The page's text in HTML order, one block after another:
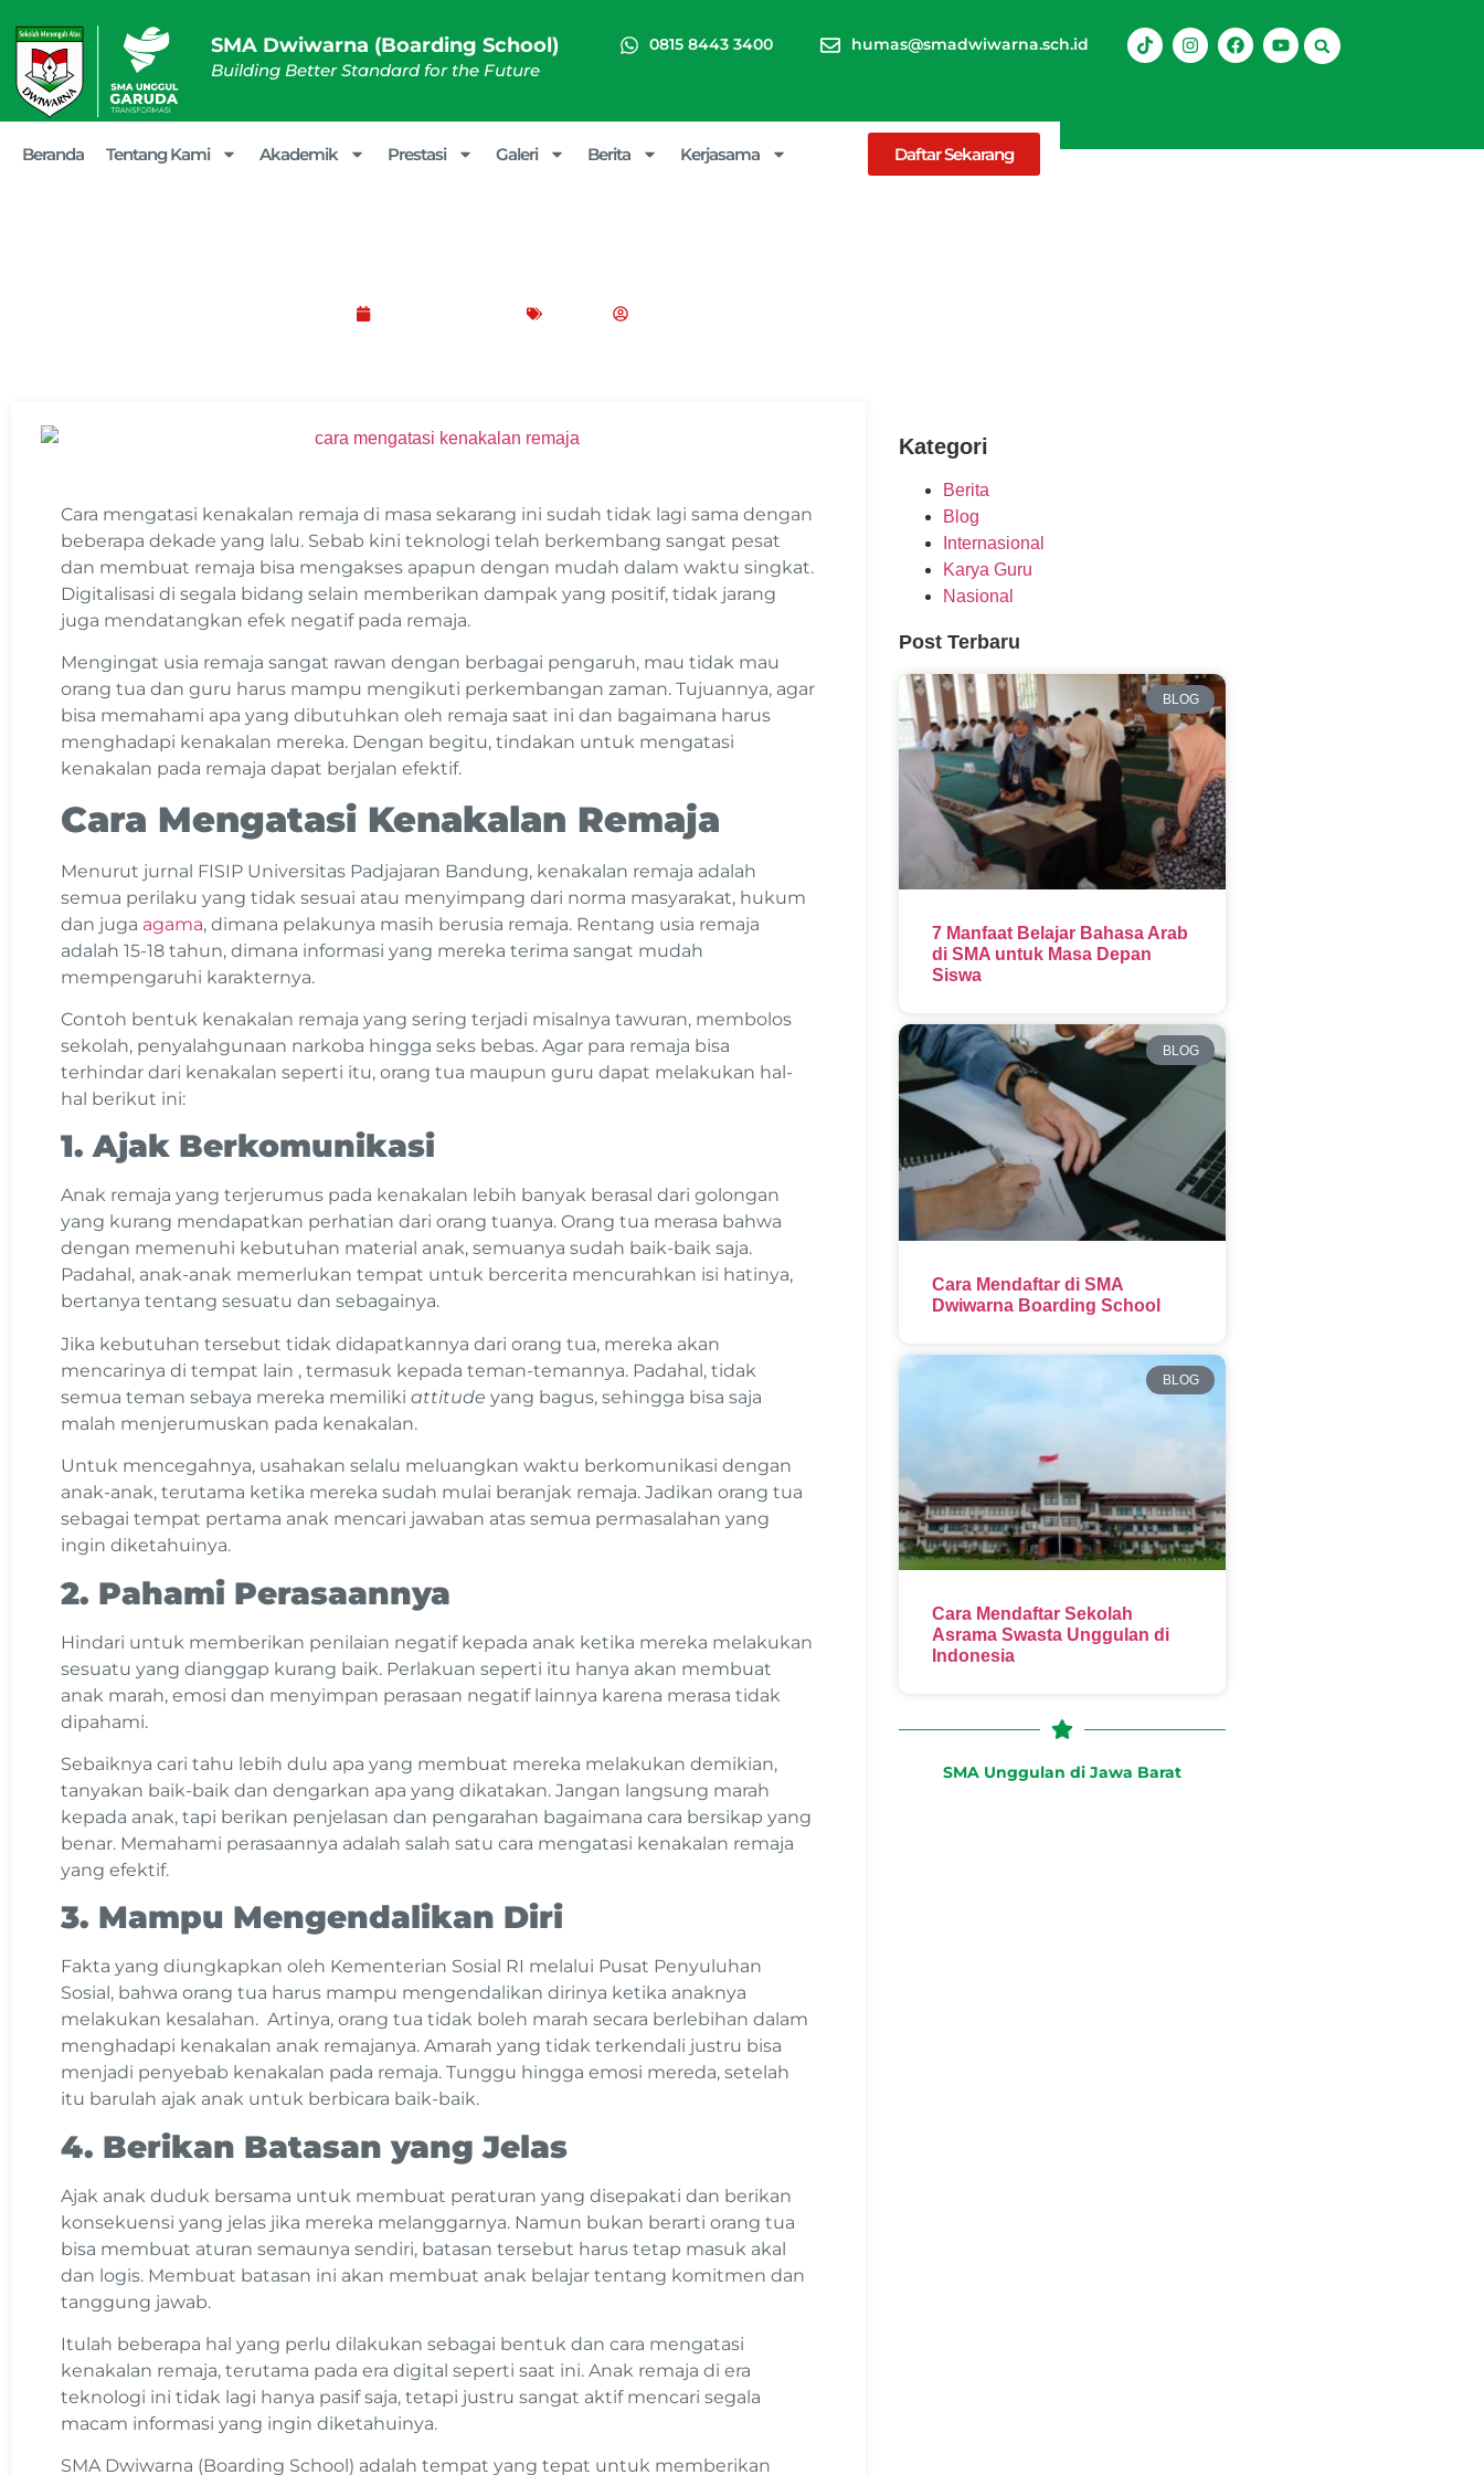
SMA Dwiwarna (Boarding School)
Building Better Standard for the Future
0815 8443 3400 humas@smadwiwarna.sch.id
Beranda Tentang Kami Akademik Prestasi Galeri Berita Kerjasama Daftar Sekarang
Cara mengatasi kenakalan remaja di masa sekarang ini sudah tidak lagi sama dengan
beberapa dekade yang lalu. Sebab kini teknologi telah berkembang sangat pesat
dan membuat remaja bisa mengakses apapun dengan mudah dalam waktu singkat.
Digitalisasi di segala bidang selain memberikan dampak yang positif, tidak jarang
juga mendatangkan efek negatif pada remaja.
Mengingat usia remaja sangat rawan dengan berbagai pengaruh, mau tidak mau
orang tua dan guru harus mampu mengikuti perkembangan zaman. Tujuannya, agar
bisa memahami apa yang dibutuhkan oleh remaja saat ini dan bagaimana harus
menghadapi kenakalan mereka. Dengan begitu, tindakan untuk mengatasi
kenakalan pada remaja dapat berjalan efektif.
Cara Mengatasi Kenakalan Remaja
Menurut jurnal FISIP Universitas Padjajaran Bandung, kenakalan remaja adalah
semua perilaku yang tidak sesuai atau menyimpang dari norma masyarakat, hukum
dan juga agama, dimana pelakunya masih berusia remaja. Rentang usia remaja
adalah 15-18 tahun, dimana informasi yang mereka terima sangat mudah
mempengaruhi karakternya.
Contoh bentuk kenakalan remaja yang sering terjadi misalnya tawuran, membolos
sekolah, penyalahgunaan narkoba hingga seks bebas. Agar para remaja bisa
terhindar dari kenakalan seperti itu, orang tua maupun guru dapat melakukan hal-
hal berikut ini:
1. Ajak Berkomunikasi
Anak remaja yang terjerumus pada kenakalan lebih banyak berasal dari golongan
yang kurang mendapatkan perhatian dari orang tuanya. Orang tua merasa bahwa
dengan memenuhi kebutuhan material anak, semuanya sudah baik-baik saja.
Padahal, anak-anak memerlukan tempat untuk bercerita mencurahkan isi hatinya,
bertanya tentang sesuatu dan sebagainya.
Jika kebutuhan tersebut tidak didapatkannya dari orang tua, mereka akan
mencarinya di tempat lain , termasuk kepada teman-temannya. Padahal, tidak
semua teman sebaya mereka memiliki attitude yang bagus, sehingga bisa saja
malah menjerumuskan pada kenakalan.
Untuk mencegahnya, usahakan selalu meluangkan waktu berkomunikasi dengan
anak-anak, terutama ketika mereka sudah mulai beranjak remaja. Jadikan orang tua
sebagai tempat pertama anak mencari jawaban atas semua permasalahan yang
ingin diketahuinya.
2. Pahami Perasaannya
Hindari untuk memberikan penilaian negatif kepada anak ketika mereka melakukan
sesuatu yang dianggap kurang baik. Perlakuan seperti itu hanya akan membuat
anak marah, emosi dan menyimpan perasaan negatif lainnya karena merasa tidak
dipahami.
Sebaiknya cari tahu lebih dulu apa yang membuat mereka melakukan demikian,
tanyakan baik-baik dan dengarkan apa yang dikatakan. Jangan langsung marah
kepada anak, tapi berikan penjelasan dan pengarahan bagaimana cara bersikap yang
benar. Memahami perasaannya adalah salah satu cara mengatasi kenakalan remaja
yang efektif.
3. Mampu Mengendalikan Diri
Fakta yang diungkapkan oleh Kementerian Sosial RI melalui Pusat Penyuluhan
Sosial, bahwa orang tua harus mampu mengendalikan dirinya ketika anaknya
melakukan kesalahan. Artinya, orang tua tidak boleh marah secara berlebihan dalam
menghadapi kenakalan anak remajanya. Amarah yang tidak terkendali justru bisa
menjadi penyebab kenakalan pada remaja. Tunggu hingga emosi mereda, setelah
itu barulah ajak anak untuk berbicara baik-baik.
4. Berikan Batasan yang Jelas
Ajak anak duduk bersama untuk membuat peraturan yang disepakati dan berikan
konsekuensi yang jelas jika mereka melanggarnya. Namun bukan berarti orang tua
bisa membuat aturan semaunya sendiri, batasan tersebut harus tetap masuk akal
dan logis. Membuat batasan ini akan membuat anak belajar tentang komitmen dan
tanggung jawab.
Itulah beberapa hal yang perlu dilakukan sebagai bentuk dan cara mengatasi
kenakalan remaja, terutama pada era digital seperti saat ini. Anak remaja di era
teknologi ini tidak lagi hanya pasif saja, tetapi justru sangat aktif mencari segala
macam informasi yang ingin diketahuinya.
SMA Dwiwarna (Boarding School) adalah tempat yang tepat untuk memberikan
Kategori
Berita
Blog
Internasional
Karya Guru
Nasional
Post Terbaru
BLOG
7 Manfaat Belajar Bahasa Arab
di SMA untuk Masa Depan
Siswa
BLOG
Cara Mendaftar di SMA
Dwiwarna Boarding School
BLOG
Cara Mendaftar Sekolah
Asrama Swasta Unggulan di
Indonesia
SMA Unggulan di Jawa Barat